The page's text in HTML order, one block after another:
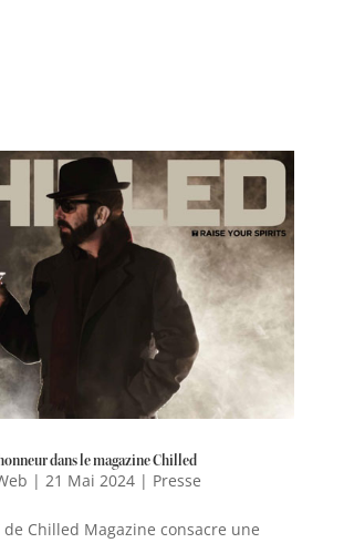
dans le magazine Chilled
| 21 Mai 2024| Presse
Chilled Magazine consacre une